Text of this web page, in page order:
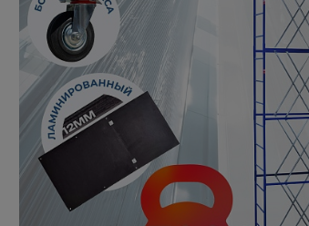
Оборудование для бетонных работ
Техника для склада
Тачки строительные и садовые
Лестницы и стремянки
Штукатурные комплекты
Сварочные аппараты
Тепловые пушки